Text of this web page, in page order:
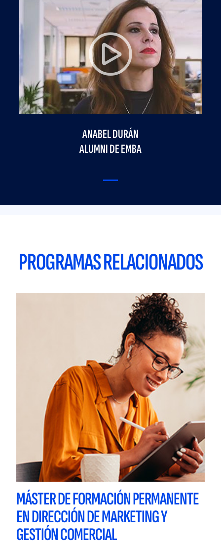
ANABEL DURÁN
ALUMNI DE EMBA
PROGRAMAS RELACIONADOS
MÁSTER DE FORMACIÓN PERMANENTE
EN DIRECCIÓN DE MARKETING Y
GESTIÓN COMERCIAL